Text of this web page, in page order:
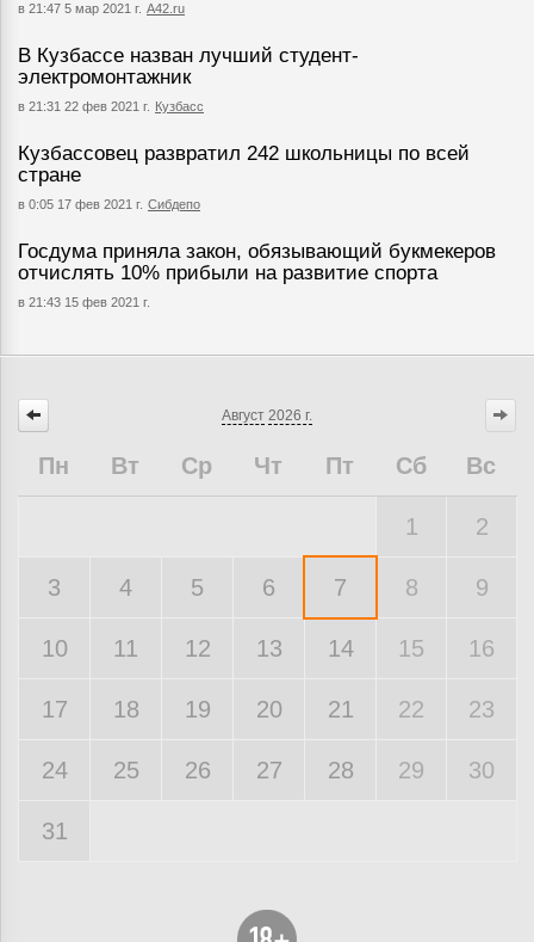
в 21:47 5 мар 2021 г. А42.ru
В Кузбассе назван лучший студент-
электромонтажник
в 21:31 22 фев 2021 г. Кузбасс
Кузбассовец развратил 242 школьницы по всей
стране
в 0:05 17 фев 2021 г. Сибдепо
Госдума приняла закон, обязывающий букмекеров
отчислять 10% прибыли на развитие спорта
в 21:43 15 фев 2021 г.
Август 2026 г.
Пн Вт Ср Чт Пт Сб Вс
1 2
3 4 5 6 7 8 9
10 11 12 13 14 15 16
17 18 19 20 21 22 23
24 25 26 27 28 29 30
31